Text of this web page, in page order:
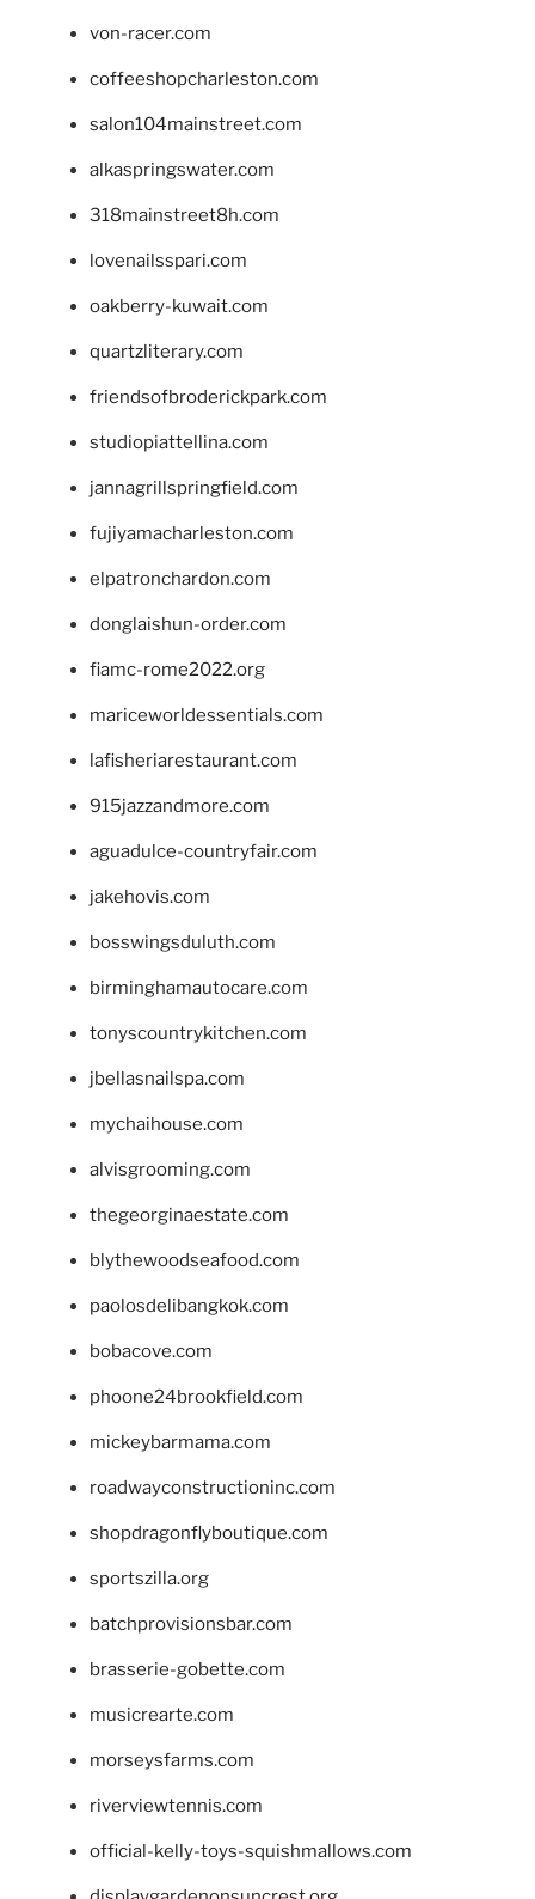
von-racer.com
coffeeshopcharleston.com
salon104mainstreet.com
alkaspringswater.com
318mainstreet8h.com
lovenailsspari.com
oakberry-kuwait.com
quartzliterary.com
friendsofbroderickpark.com
studiopiattellina.com
jannagrillspringfield.com
fujiyamacharleston.com
elpatronchardon.com
donglaishun-order.com
fiamc-rome2022.org
mariceworldessentials.com
lafisheriarestaurant.com
915jazzandmore.com
aguadulce-countryfair.com
jakehovis.com
bosswingsduluth.com
birminghamautocare.com
tonyscountrykitchen.com
jbellasnailspa.com
mychaihouse.com
alvisgrooming.com
thegeorginaestate.com
blythewoodseafood.com
paolosdelibangkok.com
bobacove.com
phoone24brookfield.com
mickeybarmama.com
roadwayconstructioninc.com
shopdragonflyboutique.com
sportszilla.org
batchprovisionsbar.com
brasserie-gobette.com
musicrearte.com
morseysfarms.com
riverviewtennis.com
official-kelly-toys-squishmallows.com